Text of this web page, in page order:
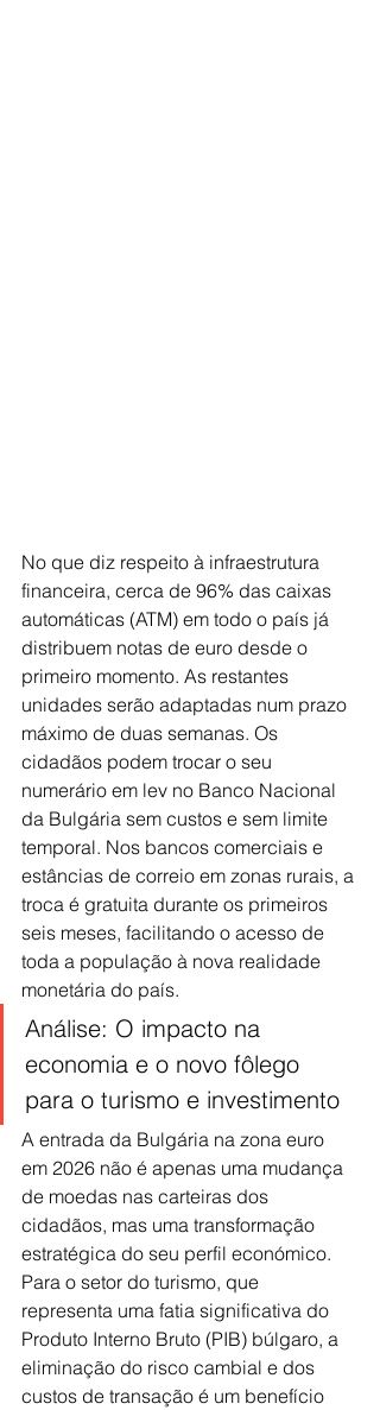
No que diz respeito à infraestrutura
financeira, cerca de 96% das caixas
automáticas (ATM) em todo o país já
distribuem notas de euro desde o
primeiro momento. As restantes
unidades serão adaptadas num prazo
máximo de duas semanas. Os
cidadãos podem trocar o seu
numerário em lev no Banco Nacional
da Bulgária sem custos e sem limite
temporal. Nos bancos comerciais e
estâncias de correio em zonas rurais, a
troca é gratuita durante os primeiros
seis meses, facilitando o acesso de
toda a população à nova realidade
monetária do país.
Análise: O impacto na
economia e o novo fôlego
para o turismo e investimento
A entrada da Bulgária na zona euro
em 2026 não é apenas uma mudança
de moedas nas carteiras dos
cidadãos, mas uma transformação
estratégica do seu perfil económico.
Para o setor do turismo, que
representa uma fatia significativa do
Produto Interno Bruto (PIB) búlgaro, a
eliminação do risco cambial e dos
custos de transação é um benefício